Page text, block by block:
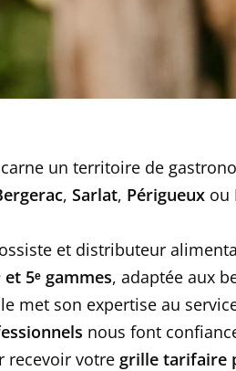
un territoire de
, Sarlat, Périgueux ou
et distributeur
et 5ᵉ gammes, adaptée aux
met son expertise au
nous font
recevoir votre grille tarifaire